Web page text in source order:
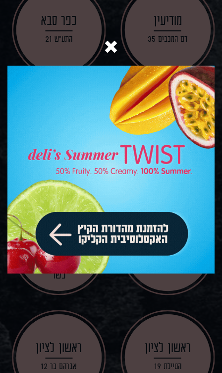
מודיעין
דם המכבים 35
כפר סבא
התע"ש 21
נס ציונה
השייטת 4 פריימן 5
ראשון לציון
ז'בוטינסקי 16
ראשון לציון
רבי יהודה הנשיא 1
כשר
ראשון לציון
הטיילת 19
ראשון לציון
אברהם בר 12